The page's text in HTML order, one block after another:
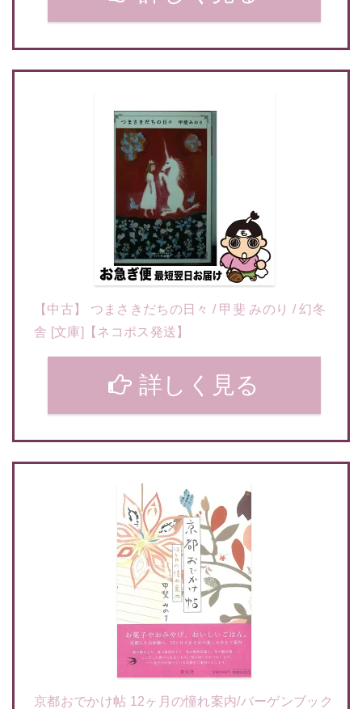
【中古】 つまさきだちの日々 / 甲斐 みのり / 幻冬
舎 [文庫]【ネコポス発送】
詳しく見る
京都おでかけ帖 12ヶ月の憧れ案内/バーゲンブック